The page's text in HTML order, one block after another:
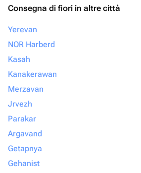
Consegna di fiori in altre città
Yerevan
NOR Harberd
Kasah
Kanakerawan
Merzavan
Jrvezh
Parakar
Argavand
Getapnya
Gehanist